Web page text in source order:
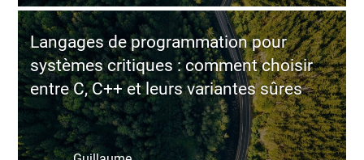
un
SaaS
:
du
simple
outil
de
Langages de programmation pour
systèmes critiques : comment choisir
entre C, C++ et leurs variantes sûres